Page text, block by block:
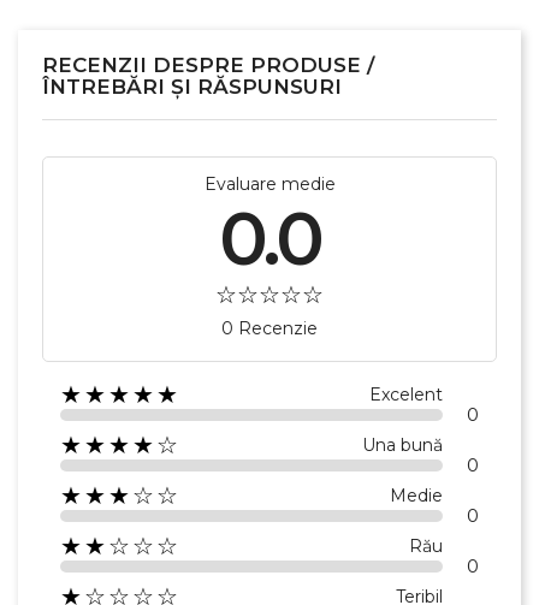
RECENZII DESPRE PRODUSE /
ÎNTREBĂRI ȘI RĂSPUNSURI
Evaluare medie
0.0
0 Recenzie
★★★★★ Excelent
0
★★★★☆ Una bună
0
★★★☆☆ Medie
0
★★☆☆☆ Rău
0
★☆☆☆☆ Teribil